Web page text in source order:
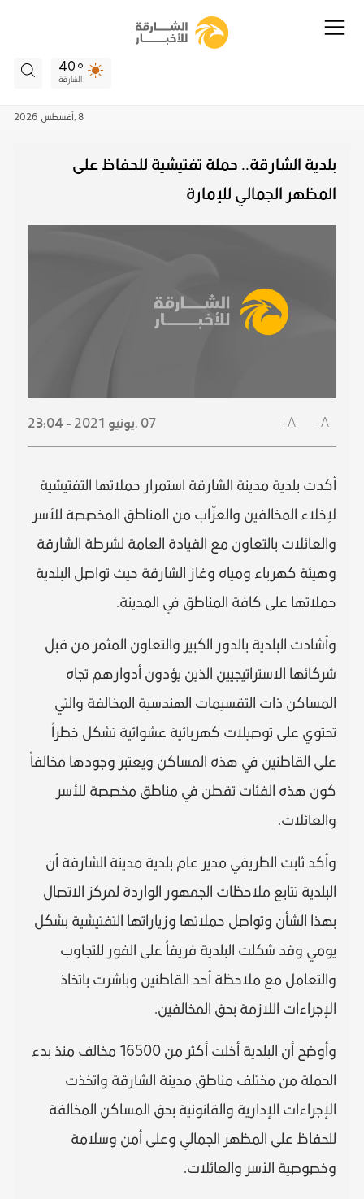
40
الشارقة
8 , أغسطس 2026
بلدية الشارقة.. حملة تفتيشية للحفاظ على
المظهر الجمالي للإمارة
A-
A+
07 , يونيو 2021 - 23:04
أكدت بلدية مدينة الشارقة استمرار حملاتها التفتيشية
لإخلاء المخالفين والعزّاب من المناطق المخصصة للأسر
والعائلات بالتعاون مع القيادة العامة لشرطة الشارقة
وهيئة كهرباء ومياه وغاز الشارقة حيث تواصل البلدية
حملاتها على كافة المناطق في المدينة.
وأشادت البلدية بالدور الكبير والتعاون المثمر من قبل
شركائها الاستراتيجيين الذين يؤدون أدوارهم تجاه
المساكن ذات التقسيمات الهندسية المخالفة والتي
تحتوي على توصيلات كهربائية عشوائية تشكل خطراً
على القاطنين في هذه المساكن ويعتبر وجودها مخالفاً
كون هذه الفئات تقطن في مناطق مخصصة للأسر
والعائلات.
وأكد ثابت الطريفي مدير عام بلدية مدينة الشارقة أن
البلدية تتابع ملاحظات الجمهور الواردة لمركز الاتصال
بهذا الشأن وتواصل حملاتها وزياراتها التفتيشية بشكل
يومي وقد شكلت البلدية فريقاً على الفور للتجاوب
والتعامل مع ملاحظة أحد القاطنين وباشرت باتخاذ
الإجراءات اللازمة بحق المخالفين.
وأوضح أن البلدية أخلت أكثر من 16500 مخالف منذ بدء
الحملة من مختلف مناطق مدينة الشارقة واتخذت
الإجراءات الإدارية والقانونية بحق المساكن المخالفة
للحفاظ على المظهر الجمالي وعلى أمن وسلامة
وخصوصية الأسر والعائلات.